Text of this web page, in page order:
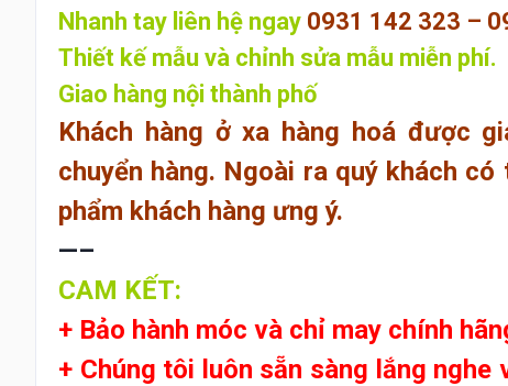
Nhanh tay liên hệ ngay 0931 142 323 –
Thiết kế mẫu và chỉnh sửa mẫu miễn phí.
Giao hàng nội thành phố
Khách hàng ở xa hàng hoá được
chuyển hàng. Ngoài ra quý khách
phẩm khách hàng ưng ý.
—–
CAM KẾT:
+ Bảo hành móc và chỉ may chính
+ Chúng tôi luôn sẵn sàng lắng